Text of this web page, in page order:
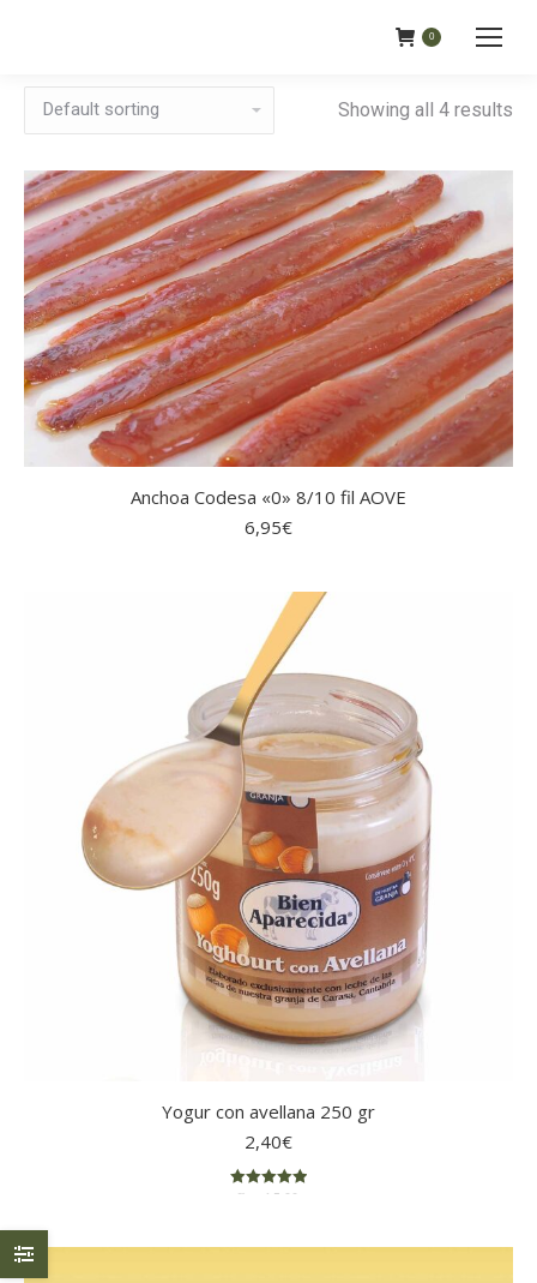
0
Showing all 4 results
Anchoa Codesa «0» 8/10 fil AOVE
6,95€
Yogur con avellana 250 gr
2,40€
Rated 5.00